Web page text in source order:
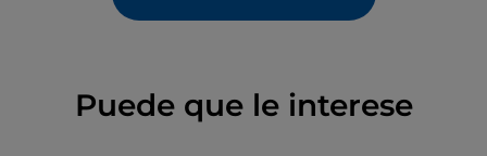
Puede que le interese